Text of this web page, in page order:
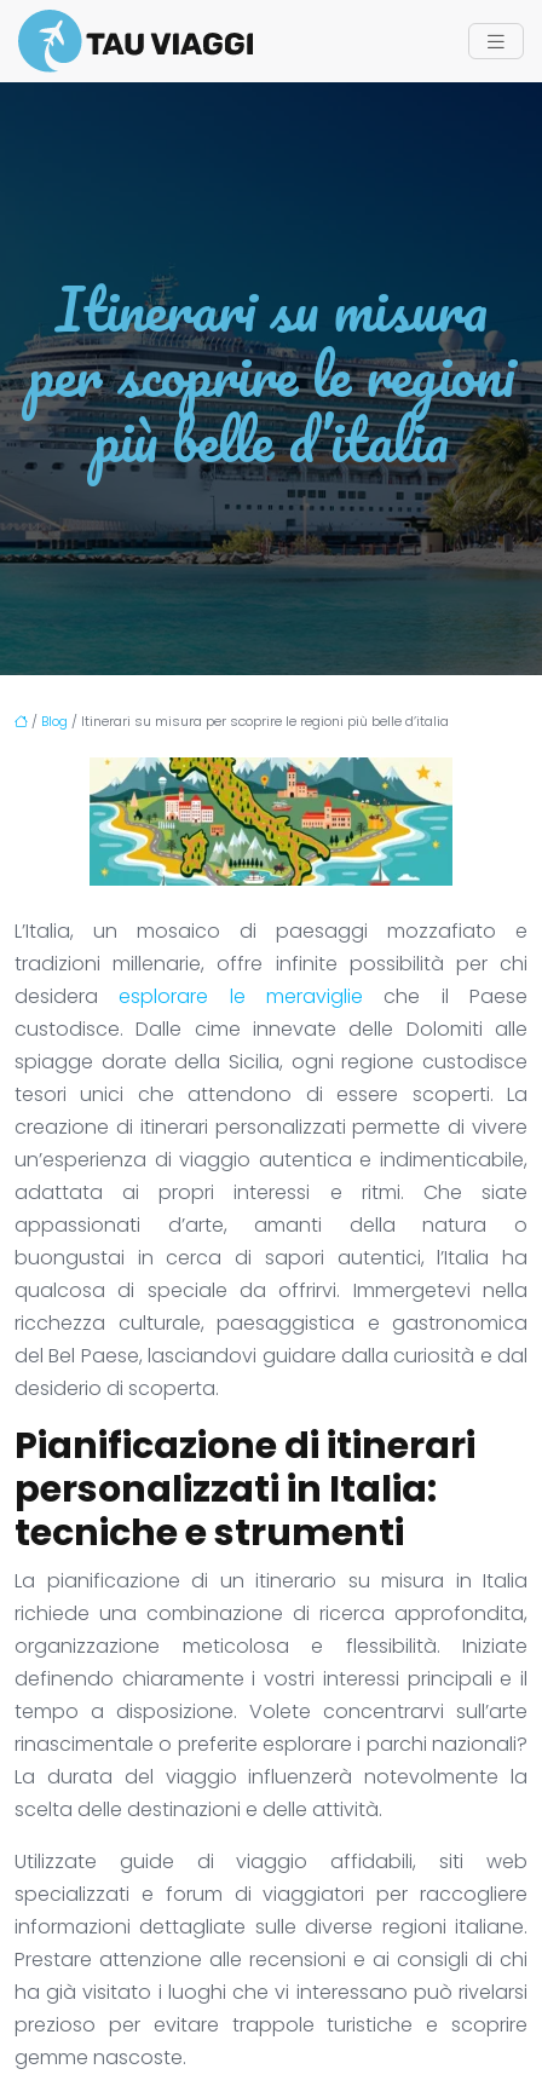
Itinerari su misura
per scoprire le regioni
più belle d’italia
/ Blog / Itinerari su misura per scoprire le regioni più belle d’italia
L’Italia, un mosaico di paesaggi mozzafiato e
tradizioni millenarie, offre infinite possibilità per chi
desidera esplorare le meraviglie che il Paese
custodisce. Dalle cime innevate delle Dolomiti alle
spiagge dorate della Sicilia, ogni regione custodisce
tesori unici che attendono di essere scoperti. La
creazione di itinerari personalizzati permette di vivere
un’esperienza di viaggio autentica e indimenticabile,
adattata ai propri interessi e ritmi. Che siate
appassionati d’arte, amanti della natura o
buongustai in cerca di sapori autentici, l’Italia ha
qualcosa di speciale da offrirvi. Immergetevi nella
ricchezza culturale, paesaggistica e gastronomica
del Bel Paese, lasciandovi guidare dalla curiosità e dal
desiderio di scoperta.
Pianificazione di itinerari
personalizzati in Italia:
tecniche e strumenti
La pianificazione di un itinerario su misura in Italia
richiede una combinazione di ricerca approfondita,
organizzazione meticolosa e flessibilità. Iniziate
definendo chiaramente i vostri interessi principali e il
tempo a disposizione. Volete concentrarvi sull’arte
rinascimentale o preferite esplorare i parchi nazionali?
La durata del viaggio influenzerà notevolmente la
scelta delle destinazioni e delle attività.
Utilizzate guide di viaggio affidabili, siti web
specializzati e forum di viaggiatori per raccogliere
informazioni dettagliate sulle diverse regioni italiane.
Prestare attenzione alle recensioni e ai consigli di chi
ha già visitato i luoghi che vi interessano può rivelarsi
prezioso per evitare trappole turistiche e scoprire
gemme nascoste.